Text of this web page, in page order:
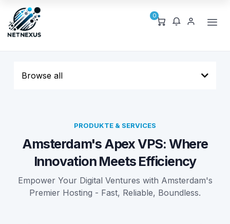
0
Browse all
PRODUKTE & SERVICES
Amsterdam's Apex VPS: Where
Innovation Meets Efficiency
Empower Your Digital Ventures with Amsterdam's
Premier Hosting - Fast, Reliable, Boundless.